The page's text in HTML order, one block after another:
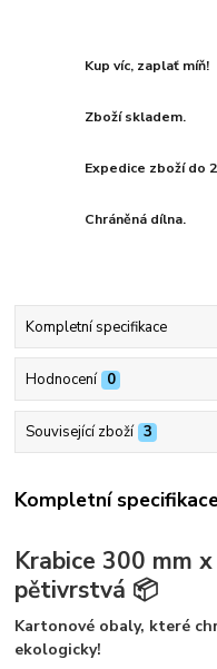
Kup víc, zaplať míň!
Zboží skladem.
Expedice zboží do
Chráněná dílna.
Kompletní specifikace
Hodnocení 0
Související zboží 3
Kompletní
Krabice 300 mm
pětivrstvá 📦
Kartonové obaly, které
ekologicky!